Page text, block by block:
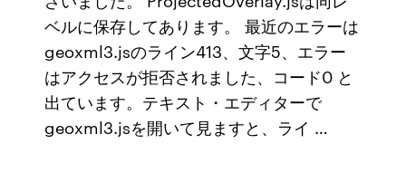
ベルに保存してあります。 最近のエラーは
geoxml3.jsのライン413、文字5、エラー
はアクセスが拒否されました、コード0 と
出ています。テキスト・エディターで
geoxml3.jsを開いて見ますと、ライ …